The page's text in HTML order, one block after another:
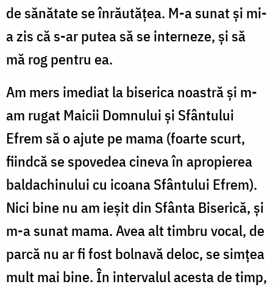
de sănătate se înrăutățea. M-a sunat și mi-
a zis că s-ar putea să se interneze, și să
mă rog pentru ea.
Am mers imediat la biserica noastră și m-
am rugat Maicii Domnului și Sfântului
Efrem să o ajute pe mama (foarte scurt,
fiindcă se spovedea cineva în apropierea
baldachinului cu icoana Sfântului Efrem).
Nici bine nu am ieșit din Sfânta Biserică, și
m-a sunat mama. Avea alt timbru vocal, de
parcă nu ar fi fost bolnavă deloc, se simțea
mult mai bine. În intervalul acesta de timp,